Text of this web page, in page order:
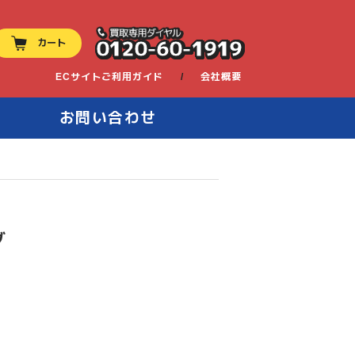
カート 0120-60-1919
ECサイトご利用ガイド 会社概要
お問い合わせ